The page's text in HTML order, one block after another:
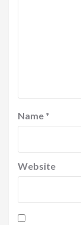
Name *
Website